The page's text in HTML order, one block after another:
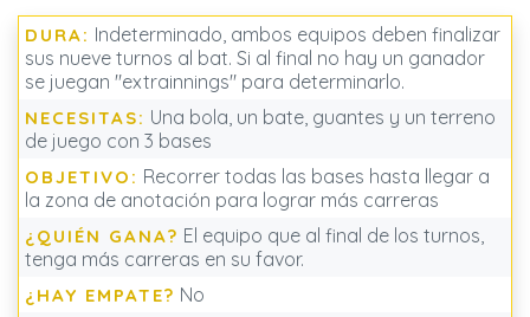
DURA: Indeterminado, ambos equipos deben finalizar
sus nueve turnos al bat. Si al final no hay un ganador
se juegan "extrainnings" para determinarlo.
NECESITAS: Una bola, un bate, guantes y un terreno
de juego con 3 bases
OBJETIVO: Recorrer todas las bases hasta llegar a
la zona de anotación para lograr más carreras
¿QUIÉN GANA? El equipo que al final de los turnos,
tenga más carreras en su favor.
¿HAY EMPATE? No